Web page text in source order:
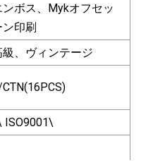
ボス、Mykオフセッ
ン印刷
、ヴィンテージ
ISO9001\